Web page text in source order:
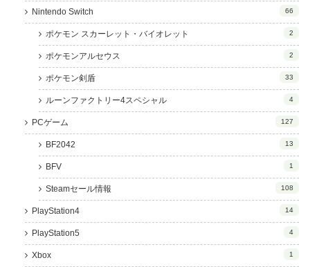
Nintendo Switch 66
ポケモン スカーレット・バイオレット 2
ポケモンアルセウス 2
ポケモン剣盾 33
ルーンファクトリー4スペシャル 4
PCゲーム 127
BF2042 13
BFV 1
Steamセール情報 108
PlayStation4 14
PlayStation5 4
Xbox 1